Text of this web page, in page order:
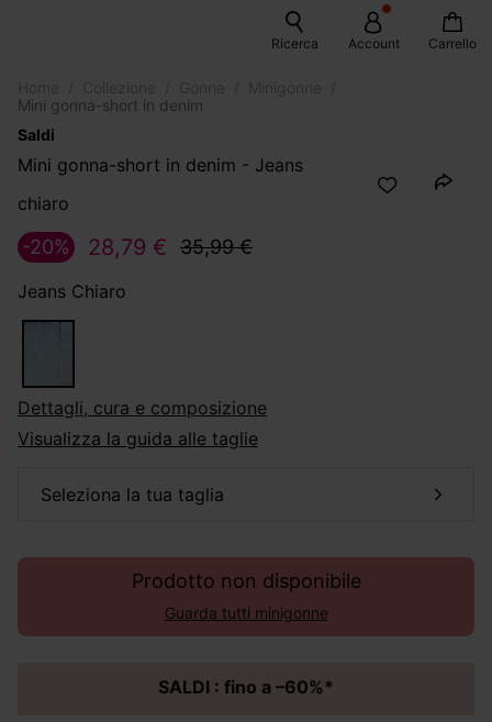
Ricerca Account Carrello
Mini gonna-short in denim
Saldi
Mini gonna-short in denim - Jeans
chiaro
28,79 € 35,99 €
-20%
Jeans Chiaro
dettagli, cura e composizione
Visualizza la guida alle taglie
seleziona la tua taglia
Prodotto non disponibile
Guarda tutti minigonne
SALDI : fino a –60%*